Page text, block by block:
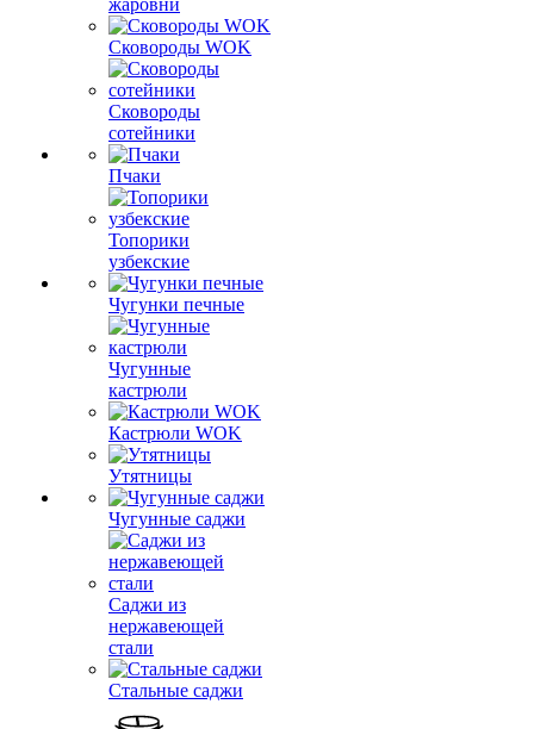
жаровни
Сковороды WOK
Сковороды
сотейники
Пчаки
Топорики
узбекские
Чугунки печные
Чугунные
кастрюли
Кастрюли WOK
Утятницы
Чугунные саджи
Саджи из
нержавеющей
стали
Стальные саджи